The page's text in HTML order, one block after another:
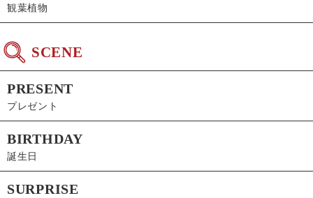
観葉植物
SCENE
PRESENT
プレゼント
BIRTHDAY
誕生日
SURPRISE